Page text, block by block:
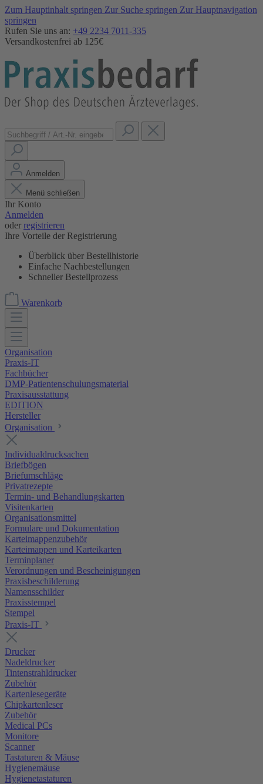
Zum Hauptinhalt springen Zur Suche springen Zur Hauptnavigation
springen
Rufen Sie uns an: +49 2234 7011-335
Versandkostenfrei ab 125€
Anmelden
Menü schließen
Ihr Konto
Anmelden
oder registrieren
Ihre Vorteile der Registrierung
Überblick über Bestellhistorie
Einfache Nachbestellungen
Schneller Bestellprozess
Warenkorb
Organisation
Praxis-IT
Fachbücher
DMP-Patientenschulungsmaterial
Praxisausstattung
EDITION
Hersteller
Organisation
Individualdrucksachen
Briefbögen
Briefumschläge
Privatrezepte
Termin- und Behandlungskarten
Visitenkarten
Organisationsmittel
Formulare und Dokumentation
Karteimappenzubehör
Karteimappen und Karteikarten
Terminplaner
Verordnungen und Bescheinigungen
Praxisbeschilderung
Namensschilder
Praxisstempel
Stempel
Praxis-IT
Drucker
Nadeldrucker
Tintenstrahldrucker
Zubehör
Kartenlesegeräte
Chipkartenleser
Zubehör
Medical PCs
Monitore
Scanner
Tastaturen & Mäuse
Hygienemäuse
Hygienetastaturen